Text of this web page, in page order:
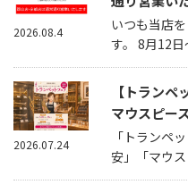
いつも当店
す。 8月12
2026.08.4
【トランペ
マウスピー
「トランペ
安」「マウ
2026.07.24